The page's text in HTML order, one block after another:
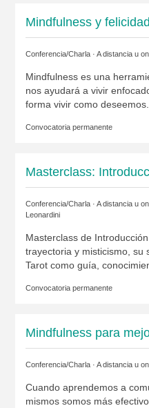
Mindfulness y felicidad
Conferencia/Charla · A distancia u
Mindfulness es una
nos ayudará a vivir
forma vivir como deseemos.
Convocatoria permanente
Masterclass:
Conferencia/Charla · A distancia u
Leonardini
Masterclass de
trayectoria y misticismo, su
Tarot como guía,
Convocatoria permanente
Mindfulness para
Conferencia/Charla · A distancia u
Cuando aprendemos a
mismos somos más